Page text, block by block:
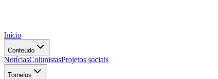
Início
Conteúdo
NotíciasColunistasProjetos sociais
Torneios